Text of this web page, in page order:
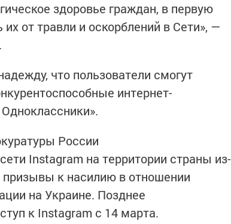
здоровье граждан, в первую
от травли и оскорблений в Сети», —
что пользователи смогут
интернет-
России
Instagram на территории страны из-
к насилию в отношении
на Украине. Позднее
к Instagram с 14 марта.